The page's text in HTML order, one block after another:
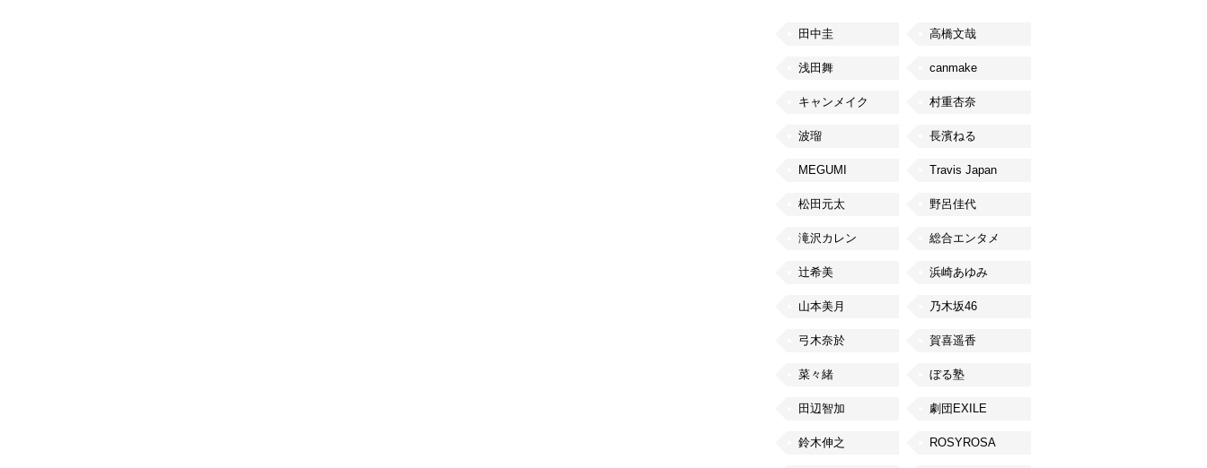
田中圭 高橋文哉
浅田舞 canmake
キャンメイク 村重杏奈
波瑠 長濱ねる
MEGUMI Travis Japan
松田元太 野呂佳代
滝沢カレン 総合エンタメ
辻希美 浜崎あゆみ
山本美月 乃木坂46
弓木奈於 賀喜遥香
菜々緒 ぼる塾
田辺智加 劇団EXILE
鈴木伸之 ROSYROSA